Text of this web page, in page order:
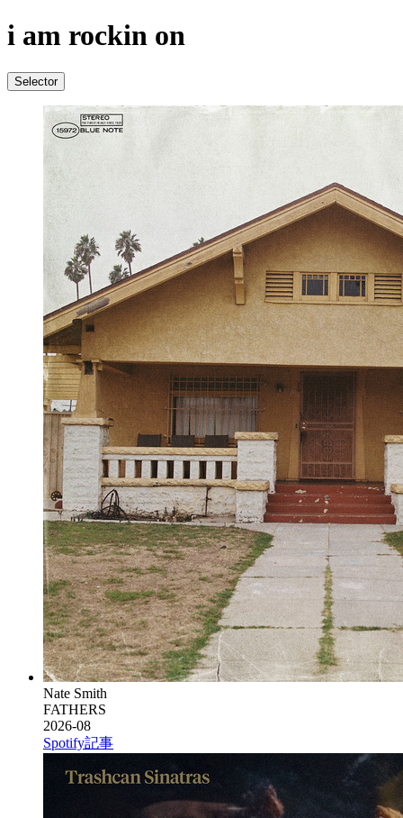
i am rockin on
Selector
Nate Smith
FATHERS
2026-08
Spotify記事